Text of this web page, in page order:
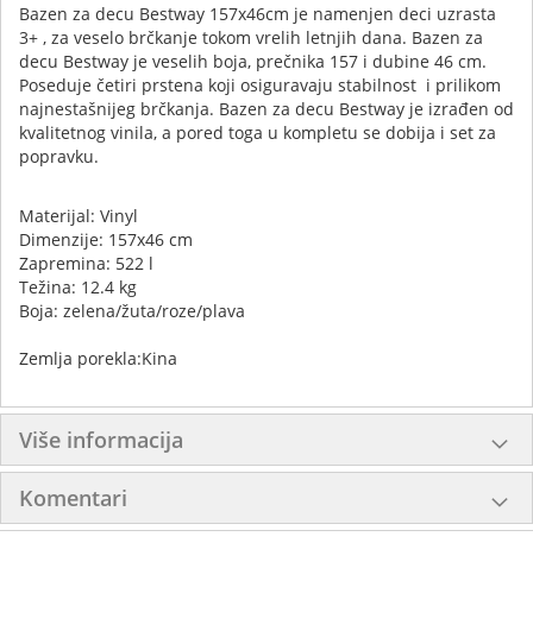
Bazen za decu Bestway 157x46cm je namenjen deci uzrasta
3+ , za veselo brčkanje tokom vrelih letnjih dana. Bazen za
decu Bestway je veselih boja, prečnika 157 i dubine 46 cm.
Poseduje četiri prstena koji osiguravaju stabilnost i prilikom
najnestašnijeg brčkanja. Bazen za decu Bestway je izrađen od
kvalitetnog vinila, a pored toga u kompletu se dobija i set za
popravku.
Materijal: Vinyl
Dimenzije: 157x46 cm
Zapremina: 522 l
Težina: 12.4 kg
Boja: zelena/žuta/roze/plava
Zemlja porekla:Kina
Više informacija
Komentari